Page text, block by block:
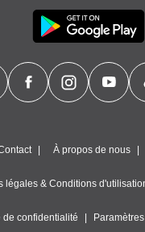
À propos de nous
légales & Conditions
de confidentialité